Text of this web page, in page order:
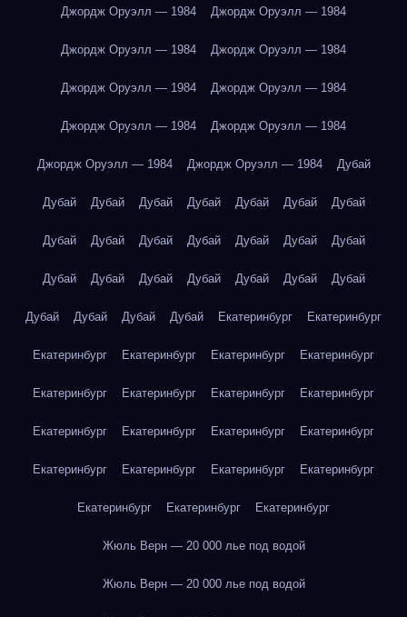
Джордж Оруэлл — 1984 Джордж Оруэлл — 1984
Джордж Оруэлл — 1984 Джордж Оруэлл — 1984
Джордж Оруэлл — 1984 Джордж Оруэлл — 1984
Джордж Оруэлл — 1984 Джордж Оруэлл — 1984
Джордж Оруэлл — 1984 Джордж Оруэлл — 1984 Дубай
Дубай Дубай Дубай Дубай Дубай Дубай Дубай
Дубай Дубай Дубай Дубай Дубай Дубай Дубай
Дубай Дубай Дубай Дубай Дубай Дубай Дубай
Дубай Дубай Дубай Дубай Екатеринбург Екатеринбург
Екатеринбург Екатеринбург Екатеринбург Екатеринбург
Екатеринбург Екатеринбург Екатеринбург Екатеринбург
Екатеринбург Екатеринбург Екатеринбург Екатеринбург
Екатеринбург Екатеринбург Екатеринбург Екатеринбург
Екатеринбург Екатеринбург Екатеринбург
Жюль Верн — 20 000 лье под водой
Жюль Верн — 20 000 лье под водой